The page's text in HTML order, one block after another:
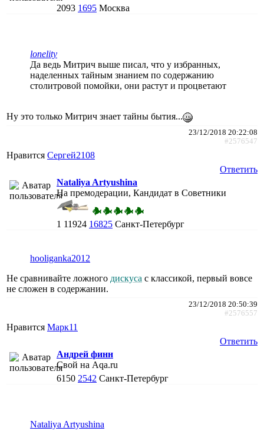
2093 1695 Москва
lonelity
Да ведь Митрич выше писал, что у избранных,
наделенных тайным знанием по содержанию
столитровой помойки, они растут и процветают
Ну это только Митрич знает тайны бытия...
23/12/2018 20:22:08
#2576547
Нравится Сергей2108
Ответить
Nataliya Artyushina
На премодерации, Кандидат в Советники
1 11924 16825 Санкт-Петербург
hooliganka2012
Не сравнивайте ложного дискуса с классикой, первый вовсе
не сложен в содержании.
23/12/2018 20:50:39
#2576557
Нравится Марк11
Ответить
Андрей финн
Свой на Aqa.ru
6150 2542 Санкт-Петербург
Nataliya Artyushina